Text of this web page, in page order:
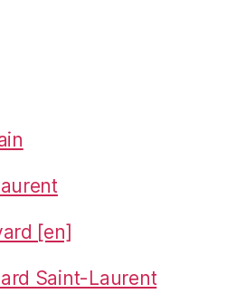
[en]
Saint-Laurent